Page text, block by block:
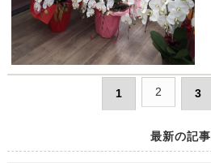
1 2 3
最新の記事